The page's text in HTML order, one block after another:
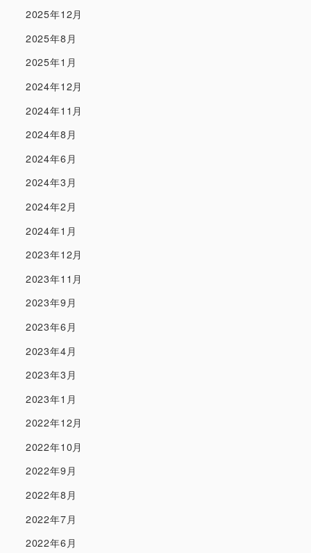
2025年12月
2025年8月
2025年1月
2024年12月
2024年11月
2024年8月
2024年6月
2024年3月
2024年2月
2024年1月
2023年12月
2023年11月
2023年9月
2023年6月
2023年4月
2023年3月
2023年1月
2022年12月
2022年10月
2022年9月
2022年8月
2022年7月
2022年6月